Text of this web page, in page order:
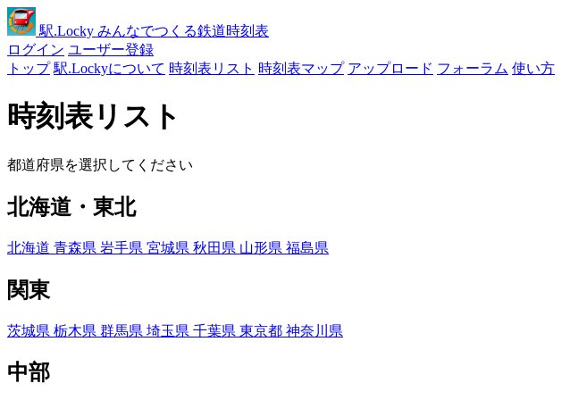
駅.Locky みんなでつくる鉄道時刻表
ログイン ユーザー登録
トップ 駅.Lockyについて 時刻表リスト 時刻表マップ アップロード フォーラム 使い方
時刻表リスト
都道府県を選択してください
北海道・東北
北海道 青森県 岩手県 宮城県 秋田県 山形県 福島県
関東
茨城県 栃木県 群馬県 埼玉県 千葉県 東京都 神奈川県
中部